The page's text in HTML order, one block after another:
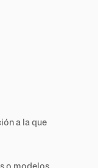
a la que